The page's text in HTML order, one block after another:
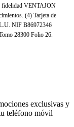
fidelidad VENTAJON
(4) Tarjeta de
NIF B86972346
28300 Folio 26.
exclusivas y
teléfono móvil